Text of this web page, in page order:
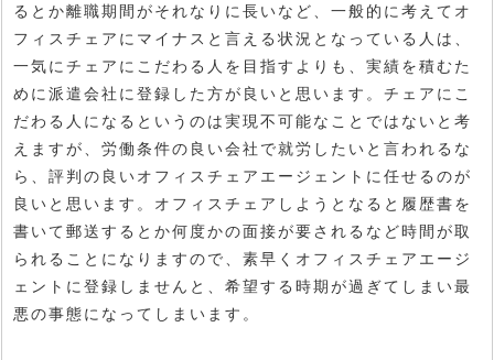
るとか離職期間がそれなりに長いなど、一般的に考えてオ
フィスチェアにマイナスと言える状況となっている人は、
一気にチェアにこだわる人を目指すよりも、実績を積むた
めに派遣会社に登録した方が良いと思います。チェアにこ
だわる人になるというのは実現不可能なことではないと考
えますが、労働条件の良い会社で就労したいと言われるな
ら、評判の良いオフィスチェアエージェントに任せるのが
良いと思います。オフィスチェアしようとなると履歴書を
書いて郵送するとか何度かの面接が要されるなど時間が取
られることになりますので、素早くオフィスチェアエージ
ェントに登録しませんと、希望する時期が過ぎてしまい最
悪の事態になってしまいます。